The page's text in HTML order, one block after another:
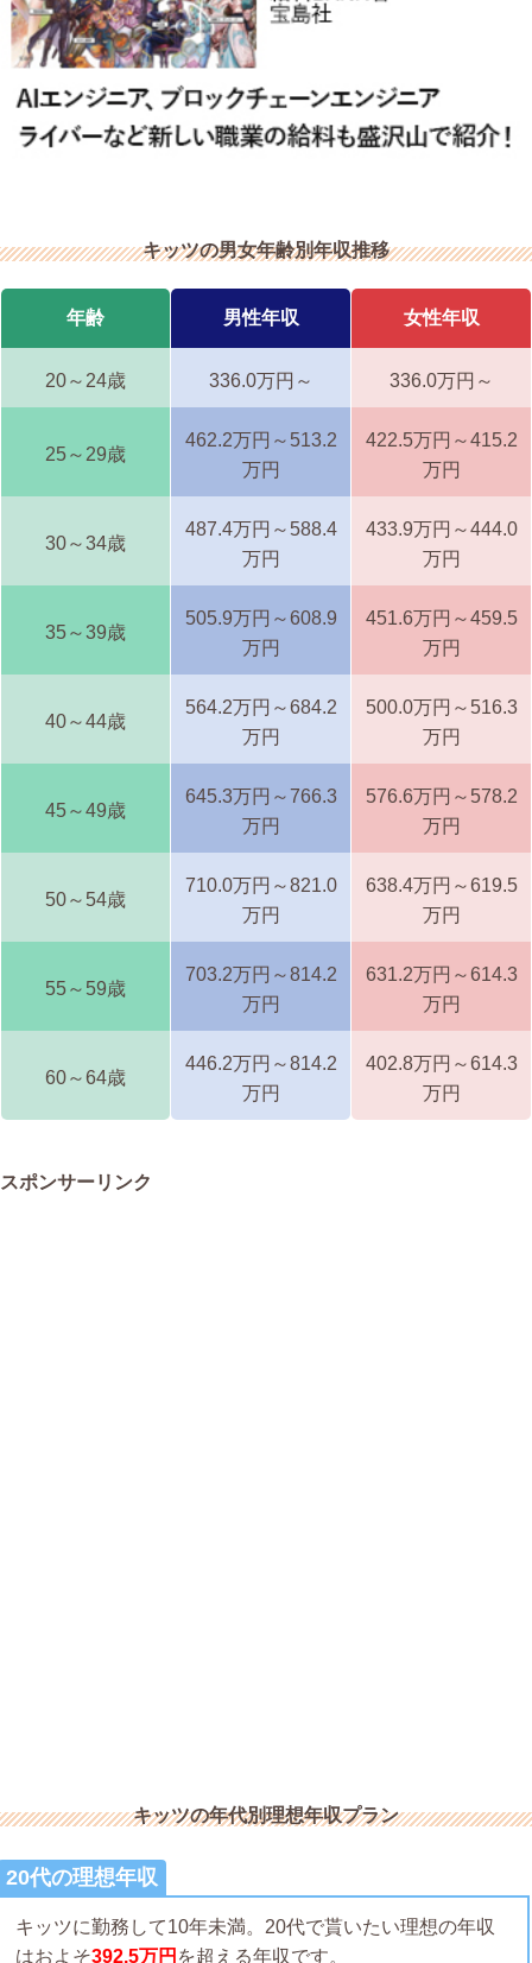
キッツの男女年齢別年収推移
年齢 男性年収 女性年収
20～24歳 336.0万円～ 336.0万円～
25～29歳
462.2万円～513.2
万円
422.5万円～415.2
万円
30～34歳
487.4万円～588.4
万円
433.9万円～444.0
万円
35～39歳
505.9万円～608.9
万円
451.6万円～459.5
万円
40～44歳
564.2万円～684.2
万円
500.0万円～516.3
万円
45～49歳
645.3万円～766.3
万円
576.6万円～578.2
万円
50～54歳
710.0万円～821.0
万円
638.4万円～619.5
万円
55～59歳
703.2万円～814.2
万円
631.2万円～614.3
万円
60～64歳
446.2万円～814.2
万円
402.8万円～614.3
万円
スポンサーリンク
キッツの年代別理想年収プラン
20代の理想年収
キッツに勤務して10年未満。20代で貰いたい理想の年収
はおよそ392.5万円 を超える年収です。